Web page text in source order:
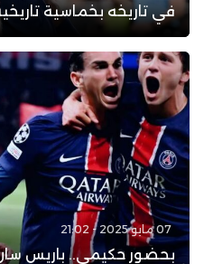
في تاريخه بخماسية
07 مايو 2025 - 21:02
بحضور حكيمي.. باريس سان